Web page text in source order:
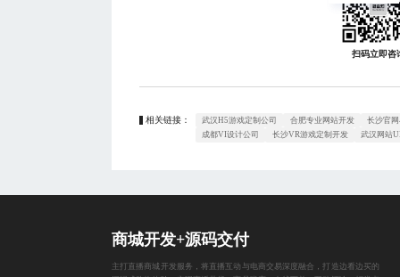
扫码立即咨
相关链接： 武汉H5游戏定制公司 合肥专业网站开发
长沙官
成都VI设计公司
长沙VR游戏定制开发 武汉网站
商城开发+源码交付
主打直播商城开发服务，将直播互动与电商交易深度融合，打造边看边买的